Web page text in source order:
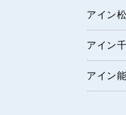
アイン
アイン
アイン